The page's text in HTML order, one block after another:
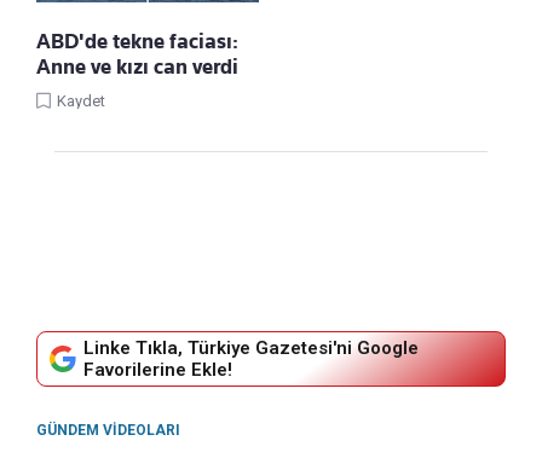
ABD'de tekne faciası:
Anne ve kızı can verdi
Kaydet
Linke Tıkla, Türkiye Gazetesi'ni Google
Favorilerine Ekle!
GÜNDEM VIDEOLARI